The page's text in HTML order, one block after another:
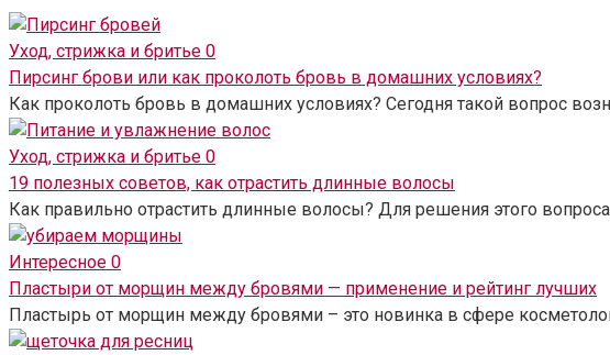
Уход, стрижка и бритье 0
Пирсинг брови или как проколоть бровь в домашних условиях?
Как проколоть бровь в домашних условиях? Сегодня такой вопрос
Уход, стрижка и бритье 0
19 полезных советов, как отрастить длинные волосы
Как правильно отрастить длинные волосы? Для решения этого
Интересное 0
Пластыри от морщин между бровями — применение и рейтинг лучших
Пластырь от морщин между бровями – это новинка в сфере